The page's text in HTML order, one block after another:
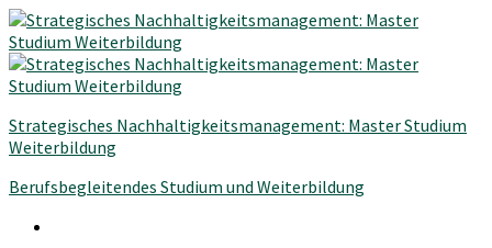
Strategisches Nachhaltigkeitsmanagement: Master Studium
Weiterbildung
Berufsbegleitendes Studium und Weiterbildung